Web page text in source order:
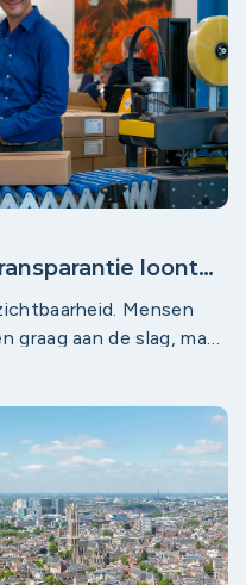
loont
Mensen
graag aan de slag, maar
maakt de